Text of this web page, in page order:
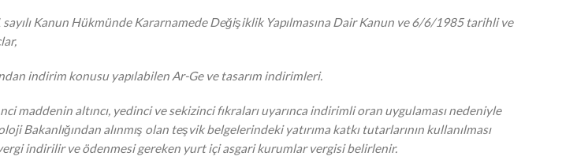
Kanun Hükmünde Kararnamede Değişiklik Yapılmasına Dair Kanun ve 6/6/1985 tarihli ve
indirim konusu yapılabilen Ar-Ge ve tasarım indirimleri.
maddenin altıncı, yedinci ve sekizinci fıkraları uyarınca indirimli oran uygulaması nedeniyle
alınmış olan teşvik belgelerindeki yatırıma katkı tutarlarının kullanılması
indirilir ve ödenmesi gereken yurt içi asgari kurumlar vergisi belirlenir.